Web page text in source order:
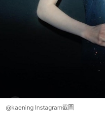
@kaening Instagram截圖